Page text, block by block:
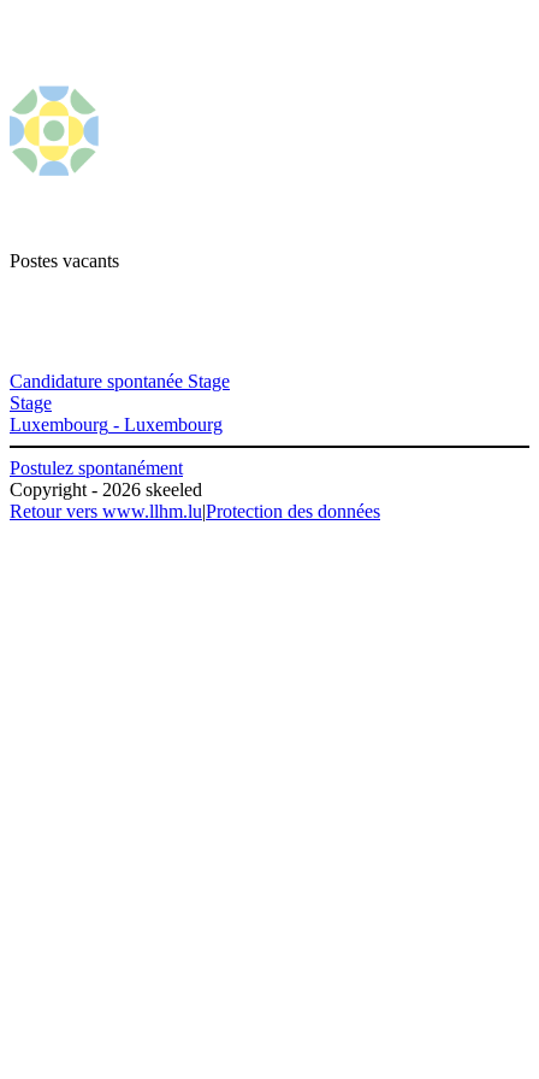
Postes vacants
Candidature spontanée Stage
Stage
Luxembourg - Luxembourg
Postulez spontanément
Copyright - 2026 skeeled
Retour vers www.llhm.lu|Protection des données